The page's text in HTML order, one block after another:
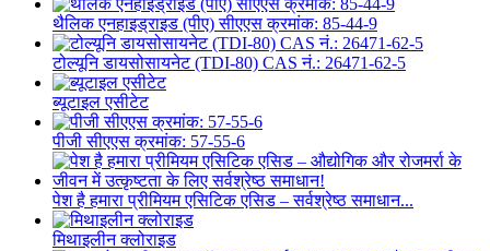
थैलिक एनहाइड्राइड (पीए) सीएएस क्रमांक: 85-44-9
टोल्यूनि डायसोसायनेट (TDI-80) CAS नं.: 26471-62-5
ब्यूटाइल एसीटेट
पीजी सीएएस क्रमांक: 57-55-6
पेश है हमारा प्रीमियम एसिटिक एसिड – सर्वश्रेष्ठ समाधान...
मिथाइलीन क्लोराइड